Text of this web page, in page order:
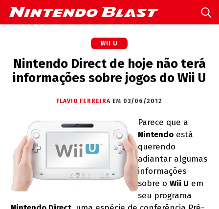
WII U
Nintendo Direct de hoje não terá
informações sobre jogos do Wii U
FLAVIO FERREIRA EM 03/06/2012
Parece que a
Nintendo está
querendo
adiantar algumas
informações
sobre oWii U em
seu programa